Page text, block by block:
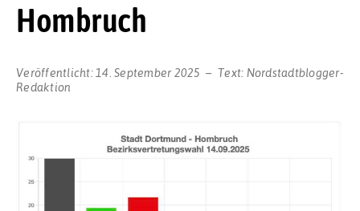
Hombruch
Veröffentlicht: 14. September 2025 Text: Nordstadtblogger-
Redaktion